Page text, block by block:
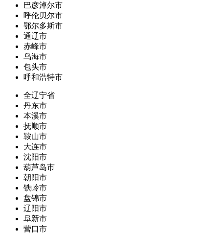
巴彦淖尔市
呼伦贝尔市
鄂尔多斯市
通辽市
赤峰市
乌海市
包头市
呼和浩特市
全辽宁省
丹东市
本溪市
抚顺市
鞍山市
大连市
沈阳市
葫芦岛市
朝阳市
铁岭市
盘锦市
辽阳市
阜新市
营口市